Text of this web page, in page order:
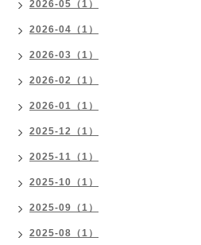
2026-05（1）
2026-04（1）
2026-03（1）
2026-02（1）
2026-01（1）
2025-12（1）
2025-11（1）
2025-10（1）
2025-09（1）
2025-08（1）